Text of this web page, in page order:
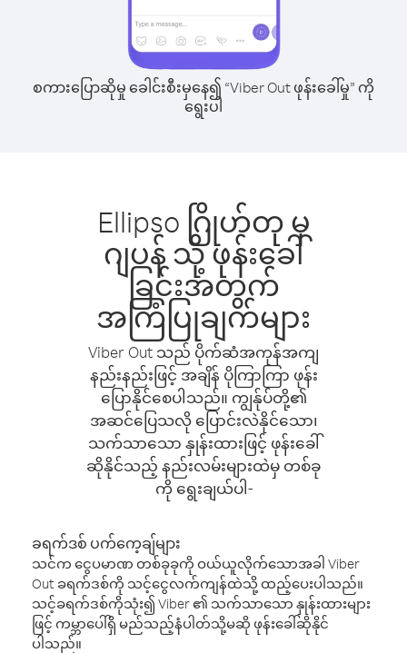
စကားပြောဆိုမှု ခေါင်းစီးမှနေ၍ “Viber Out ဖုန်းခေါ်မှု” ကို
ရွေးပါ
Ellipso ဂြိုဟ်တု မှ
ဂျပန် သို့ ဖုန်းခေါ်
ခြင်းအတွက်
အကြံပြုချက်များ
Viber Out သည် ပိုက်ဆံအကုန်အကျ
နည်းနည်းဖြင့် အချိန် ပိုကြာကြာ ဖုန်း
ပြောနိုင်စေပါသည်။ ကျွန်ုပ်တို့၏
အဆင်ပြေသလို ပြောင်းလဲနိုင်သော၊
သက်သာသော နှုန်းထားဖြင့် ဖုန်းခေါ်
ဆိုနိုင်သည့် နည်းလမ်းများထဲမှ တစ်ခု
ကို ရွေးချယ်ပါ-
ခရက်ဒစ် ပက်ကေ့ချ်များ
သင်က ငွေပမာဏ တစ်ခုခုကို ဝယ်ယူလိုက်သောအခါ Viber
Out ခရက်ဒစ်ကို သင့်ငွေလက်ကျန်ထဲသို့ ထည့်ပေးပါသည်။
သင့်ခရက်ဒစ်ကိုသုံး၍ Viber ၏ သက်သာသော နှုန်းထားများ
ဖြင့် ကမ္ဘာပေါ်ရှိ မည်သည့်နံပါတ်သို့မဆို ဖုန်းခေါ်ဆိုနိုင်
ပါသည်။